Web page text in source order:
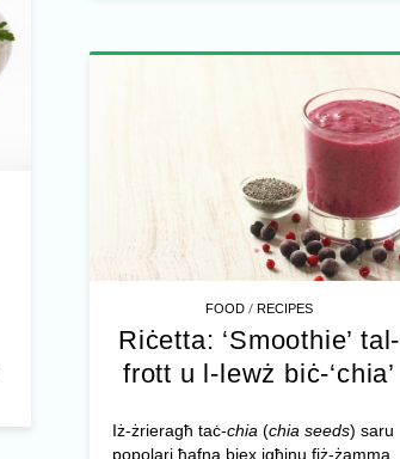
FOOD /RECIPES
Riċetta: ‘Smoothie’ tal-
frott u l-lewż biċ-‘chia’
Iż-żrieragħ taċ-chia(chia seeds) saru
popolari ħafna biex jgħinu fiż-żamma